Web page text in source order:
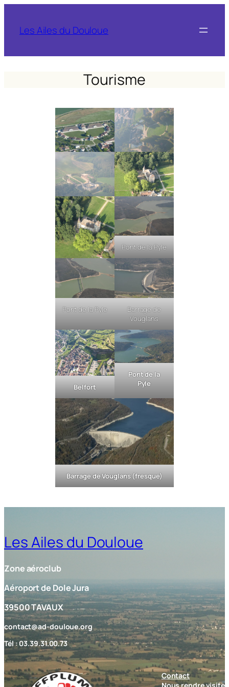
Les Ailes du Douloue
Tourisme
Pont de la Pyle
Pont de la Pyle
Barrage de
Vouglans
Belfort
Pont de la
Pyle
Barrage de Vouglans (fresque)
Les Ailes du Douloue
Zone aéroclub
Aéroport de Dole Jura
39500 TAVAUX
contact@ad-douloue.org
Tél : 03.39.31.00.73
Contact
Nous rendre visite